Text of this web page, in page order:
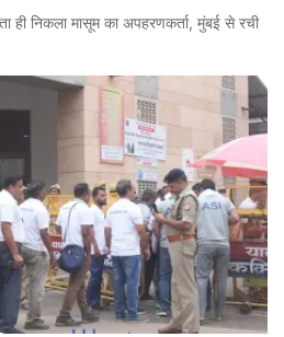
ही निकला मासूम का अपहरणकर्ता, मुंबई से रची